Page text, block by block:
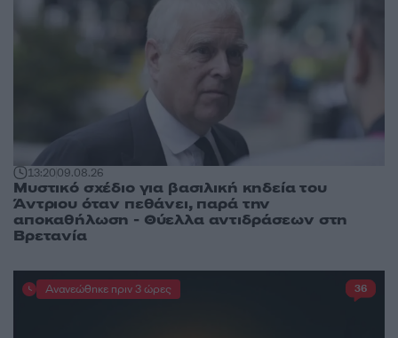
13:2009.08.26
Μυστικό σχέδιο για βασιλική κηδεία του
Άντριου όταν πεθάνει, παρά την
αποκαθήλωση - Θύελλα αντιδράσεων στη
Βρετανία
Ανανεώθηκε πριν 3 ώρες 36